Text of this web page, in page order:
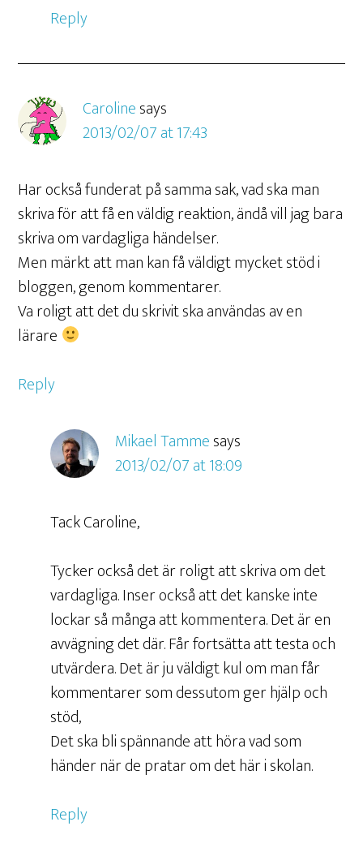
Reply
Carolinesays
2013/02/07 at 17:43
Har också funderat på samma sak, vad ska man
skriva för att få en väldig reaktion, ändå vill jag bara
skriva om vardagliga händelser.
Men märkt att man kan få väldigt mycket stöd i
bloggen, genom kommentarer.
Va roligt att det du skrivit ska användas av en
lärare
Reply
Mikael Tammesays
2013/02/07 at 18:09
Tack Caroline,
Tycker också det är roligt att skriva om det
vardagliga. Inser också att det kanske inte
lockar så många att kommentera. Det är en
avvägning det där. Får fortsätta att testa och
utvärdera. Det är ju väldigt kul om man får
kommentarer som dessutom ger hjälp och
stöd,
Det ska bli spännande att höra vad som
händer när de pratar om det här i skolan.
Reply